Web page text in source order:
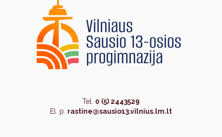
Tel. 0 (5) 2443529
El. p. rastine@sausio13.vilnius.lm.lt